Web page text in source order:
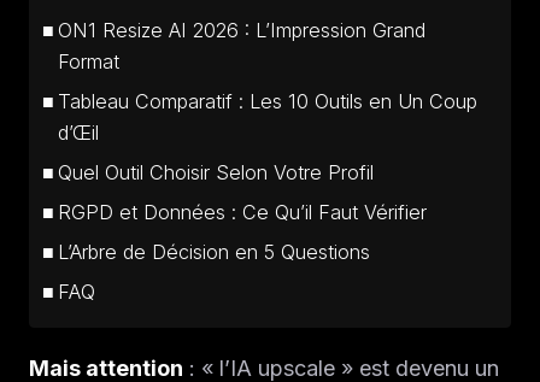
ON1 Resize AI 2026 : L’Impression Grand
Format
Tableau Comparatif : Les 10 Outils en Un Coup
d’Œil
Quel Outil Choisir Selon Votre Profil
RGPD et Données : Ce Qu’il Faut Vérifier
L’Arbre de Décision en 5 Questions
FAQ
Mais attention : « l’IA upscale » est devenu un